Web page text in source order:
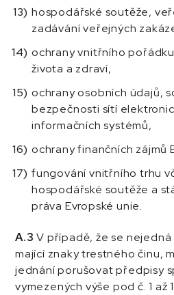
hospodářské soutěže,
zadávání veřejných
ochrany vnitřního
života a zdraví,
ochrany osobních údajů,
bezpečnosti sítí
informačních systémů,
ochrany finančních zájmů
fungování vnitřního trhu
hospodářské soutěže a
práva Evropské unie.
A.3V případě, že se
mající znaky trestného činu,
jednání porušovat předpisy
vymezených výše pod č. 1 až